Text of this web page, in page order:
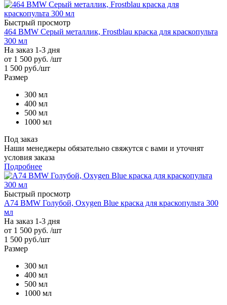
Быстрый просмотр
464 BMW Серый металлик, Frostblau краска для краскопульта
300 мл
На заказ 1-3 дня
от 1 500 руб. /шт
1 500 руб./шт
Размер
300 мл
400 мл
500 мл
1000 мл
Под заказ
Наши менеджеры обязательно свяжутся с вами и уточнят
условия заказа
Подробнее
Быстрый просмотр
A74 BMW Голубой, Oxygen Blue краска для краскопульта 300
мл
На заказ 1-3 дня
от 1 500 руб. /шт
1 500 руб./шт
Размер
300 мл
400 мл
500 мл
1000 мл